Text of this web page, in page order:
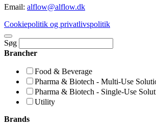
Email: alflow@alflow.dk
Cookiepolitik og privatlivspolitik
Søg
Brancher
Food & Beverage
Pharma & Biotech - Multi-Use
Pharma & Biotech - Single-Use
Utility
Brands